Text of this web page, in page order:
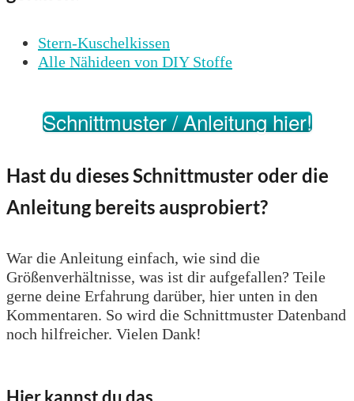
Stern-Kuschelkissen
Alle Nähideen von DIY Stoffe
Schnittmuster / Anleitung hier!
Hast du dieses Schnittmuster oder die
Anleitung bereits ausprobiert?
War die Anleitung einfach, wie sind die
Größenverhältnisse, was ist dir aufgefallen? Teile
gerne deine Erfahrung darüber, hier unten in den
Kommentaren. So wird die Schnittmuster Datenband
noch hilfreicher. Vielen Dank!
Hier kannst du das